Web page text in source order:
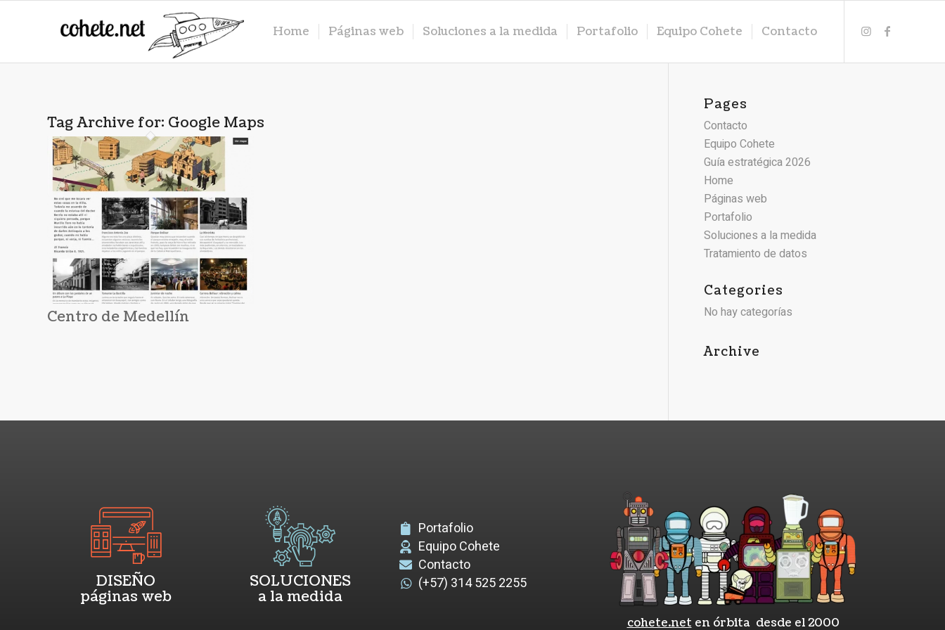
Home Páginas web Soluciones a la medida Portafolio Equipo Cohete Contacto
Tag Archive for: Google Maps
Centro de Medellín
Pages
Contacto
Equipo Cohete
Guía estratégica 2026
Home
Páginas web
Portafolio
Soluciones a la medida
Tratamiento de datos
Categories
No hay categorías
Archive
DISEÑO
páginas web
SOLUCIONES
a la medida
Portafolio
Equipo Cohete
Contacto
(+57) 314 525 2255
cohete.net en órbita desde el 2000